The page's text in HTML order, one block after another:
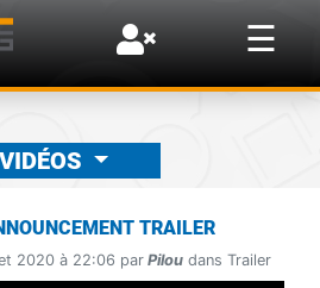
☰
×
VIDÉOS
TRAILER
2020 à 22:06 par Pilou dans Trailer